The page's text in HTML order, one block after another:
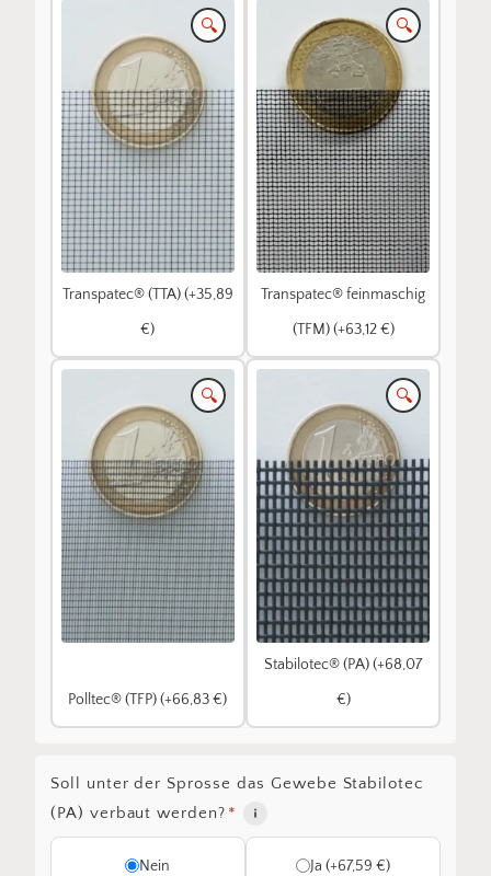
🔍
Transpatec® (TTA) (+35,89
€)
🔍
Transpatec® feinmaschig
(TFM) (+63,12 €)
🔍
Polltec® (TFP) (+66,83 €)
🔍
Stabilotec® (PA) (+68,07
€)
Soll unter der Sprosse das Gewebe Stabilotec
(PA) verbaut werden? *
Nein Ja (+67,59 €)